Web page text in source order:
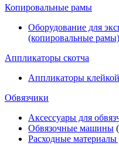
Копировальные рамы
Оборудование для
(копировальные рамы)
Аппликаторы скотча
Аппликаторы
Обвязчики
Аксессуары для
Обвязочные машины
Расходные материалы